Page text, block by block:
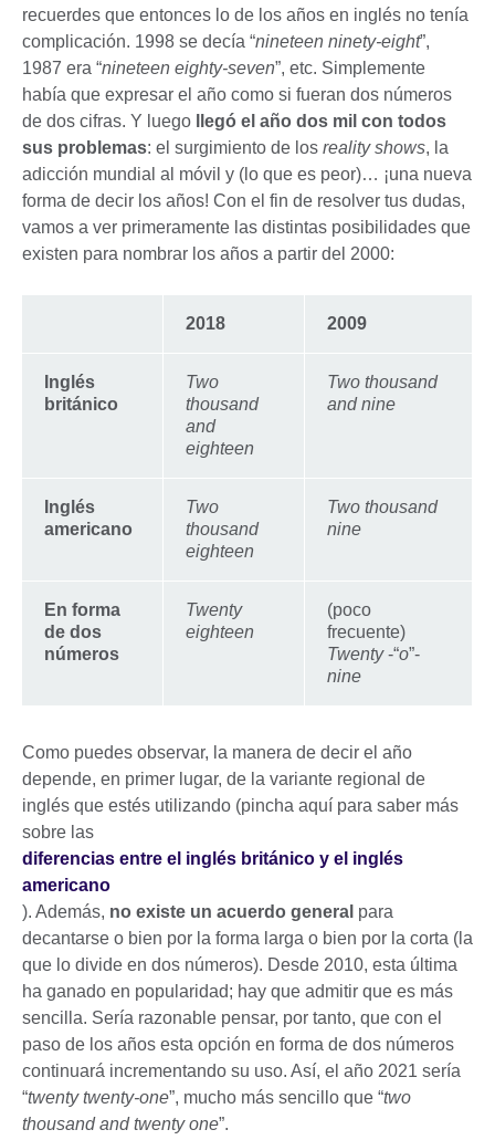
recuerdes que entonces lo de los años en inglés no tenía
complicación. 1998 se decía “nineteen ninety-eight”,
1987 era “nineteen eighty-seven”, etc. Simplemente
había que expresar el año como si fueran dos números
de dos cifras. Y luego
llegó el año dos mil con todos
sus problemas: el surgimiento de los reality shows, la
adicción mundial al móvil y (lo que es peor)… ¡una nueva
forma de decir los años! Con el fin de resolver tus dudas,
vamos a ver primeramente las distintas posibilidades que
existen para nombrar los años a partir del 2000:
2018 2009
Inglés
británico
Two
thousand
and
eighteen
Two thousand
and nine
Inglés
americano
Two
thousand
eighteen
Two thousand
nine
En forma
de dos
números
Twenty
eighteen
(poco
frecuente)
Twenty-“o”-
nine
Como puedes observar, la manera de decir el año
depende, en primer lugar, de la variante regional de
inglés que estés utilizando (pincha aquí para saber más
sobre las
diferencias entre el inglés británico y el inglés
americano
). Además, no existe un acuerdo general para
decantarse o bien por la forma larga o bien por la corta (la
que lo divide en dos números). Desde 2010, esta última
ha ganado en popularidad; hay que admitir que es más
sencilla. Sería razonable pensar, por tanto, que con el
paso de los años esta opción en forma de dos números
continuará incrementando su uso. Así, el año 2021 sería
“twenty twenty-one”, mucho más sencillo que “two
thousand and twenty one”.